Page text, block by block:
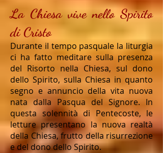
La Chiesa vive nello Spirito
di Cristo
Durante il tempo pasquale la liturgia
ci ha fatto meditare sulla presenza
del Risorto nella Chiesa, sul dono
dello Spirito, sulla Chiesa in quanto
segno e annuncio della vita nuova
nata dalla Pasqua del Signore. In
questa solennità di Pentecoste, le
letture presentano la nuova realtà
della Chiesa, frutto della risurrezione
e del dono dello Spirito.